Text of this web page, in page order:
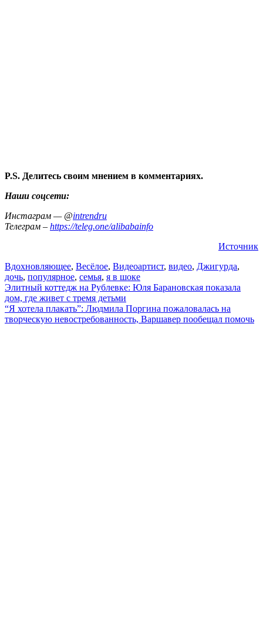
P.S. Делитесь своим мнением в комментариях.
Наши соцсети:
Инстаграм — @intrendru
Телеграм – https://teleg.one/alibabainfo
Источник
Вдохновляющее, Весёлое, Видеоартист, видео, Джигурда,
дочь, популярное, семья, я в шоке
Навигация
по
записям
Элитный коттедж на Рублевке: Юля Барановская показала
дом, где живет с тремя детьми
“Я хотела плакать”: Людмила Поргина пожаловалась на
творческую невостребованность, Варшавер пообещал помочь